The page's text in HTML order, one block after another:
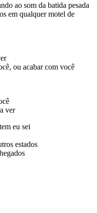
ao som da batida pesada
em qualquer motel de
ou acabar com você
ver
eu sei
estados